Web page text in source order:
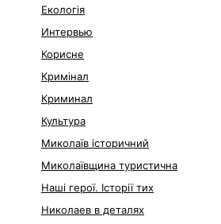
Екологія
Интервью
Корисне
Кримінал
Криминал
Культура
Миколаїв історичний
Миколаївщина туристична
Наші герої. Історії тих
Николаев в деталях